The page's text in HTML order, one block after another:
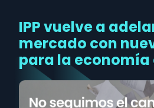
IPP vuelve a
mercado con
para la